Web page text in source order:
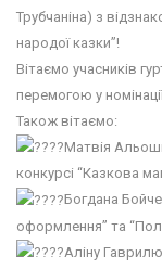
Трубчаніна) з
народої казки”!
Вітаємо учасників
перемогою у
Також вітаємо:
Матвія
конкурсі “Казкова
Богдана
оформлення” та
Аліну